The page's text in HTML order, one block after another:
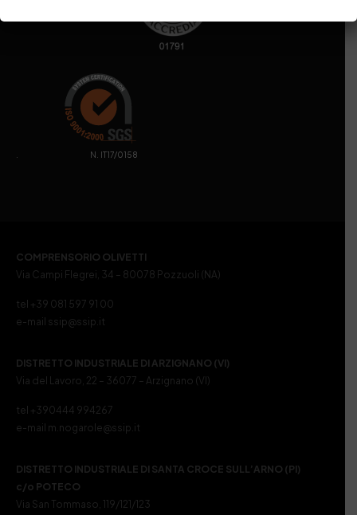
. N. IT17/0158
COMPRENSORIO OLIVETTI
Via Campi Flegrei, 34 – 80078 Pozzuoli (NA)
tel +39 081 597 91 00
e-mail ssip@ssip.it
DISTRETTO INDUSTRIALE DI ARZIGNANO (VI)
Via del Lavoro, 22 – 36077 – Arzignano (VI)
tel +390444 994267
e-mail m.nogarole@ssip.it
DISTRETTO INDUSTRIALE DI SANTA CROCE SULL’ARNO (PI)
c/o POTECO
Via San Tommaso, 119/121/123